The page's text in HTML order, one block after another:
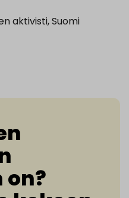
aktivisti, Suomi